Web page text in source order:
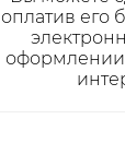
оплатив его
оформлении